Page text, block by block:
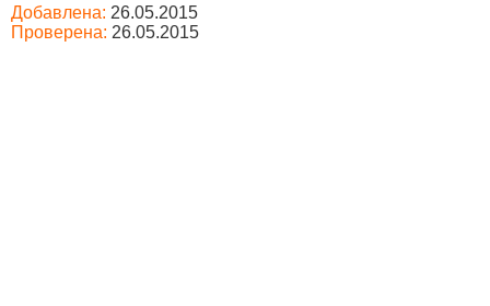
Добавлена: 26.05.2015
Проверена: 26.05.2015